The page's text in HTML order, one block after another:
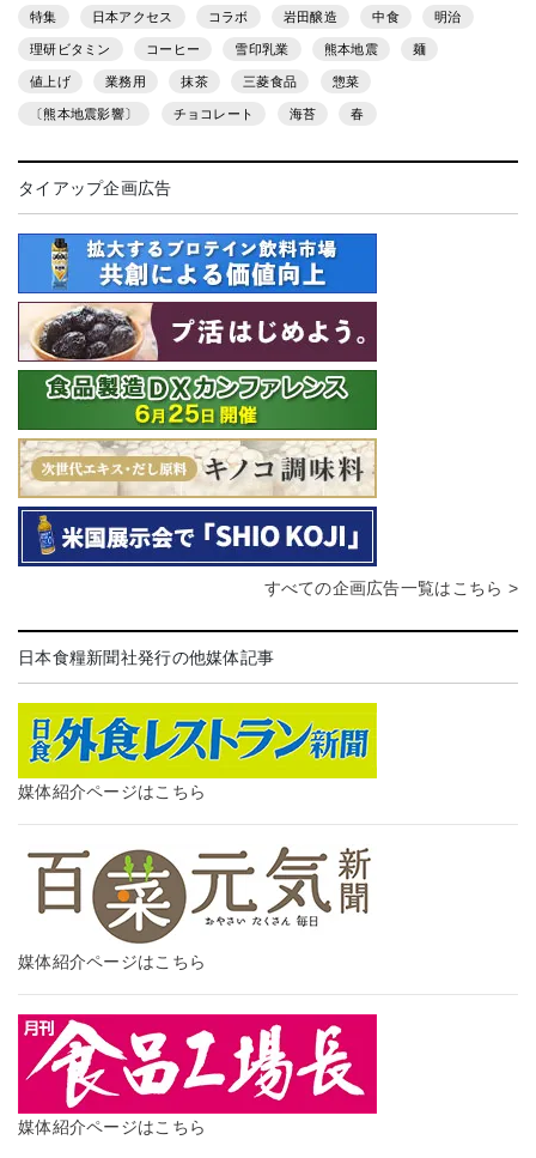
特集 日本アクセス コラボ 岩田醸造 中食 明治
理研ビタミン コーヒー 雪印乳業 熊本地震 麺
値上げ 業務用 抹茶 三菱食品 惣菜
〔熊本地震影響〕 チョコレート 海苔 春
タイアップ企画広告
すべての企画広告一覧はこちら >
日本食糧新聞社発行の他媒体記事
媒体紹介ページはこちら
媒体紹介ページはこちら
媒体紹介ページはこちら